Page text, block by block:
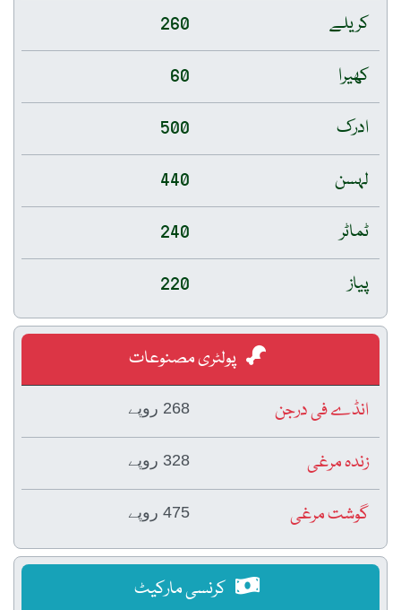
کریلے
260
کھیرا
60
ادرک
500
لہسن
440
ٹماٹر
240
پیاز
220
پولٹری مصنوعات
انڈے فی درجن
268 روپے
زندہ مرغی 328 روپے
گوشت مرغی 475 روپے
کرنسی مارکیٹ